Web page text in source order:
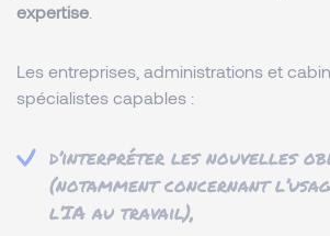
expertise
Les entreprises, administrations et
spécialistes capables :
d’interpréter les nouvelles
(notamment concernant
l’IA au travail),